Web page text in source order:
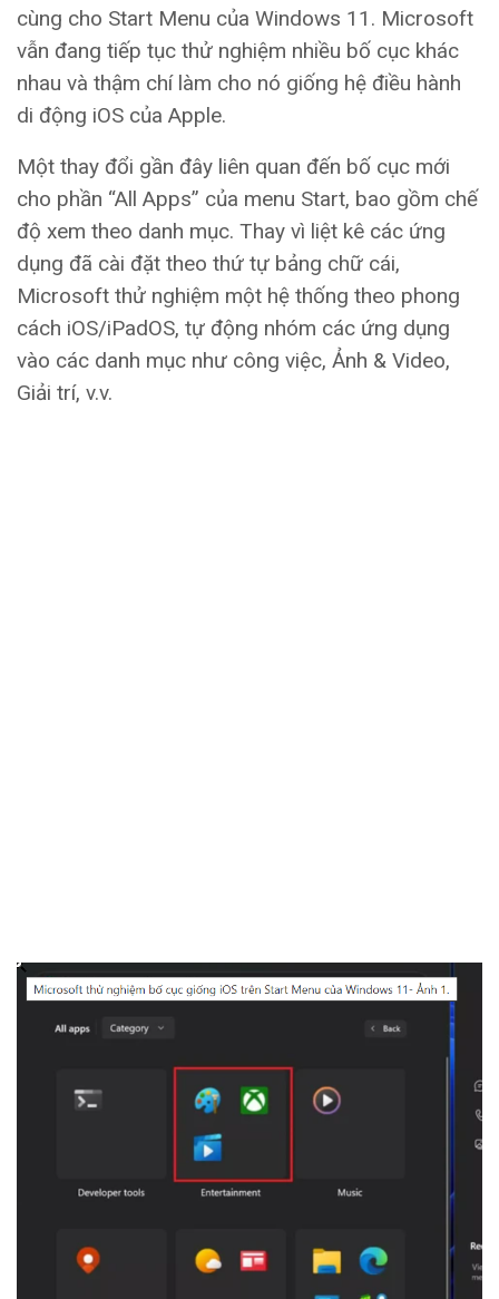
cùng cho Start Menu của Windows 11. Microsoft
vẫn đang tiếp tục thử nghiệm nhiều bố cục khác
nhau và thậm chí làm cho nó giống hệ điều hành
di động iOS của Apple.
Một thay đổi gần đây liên quan đến bố cục mới
cho phần “All Apps” của menu Start, bao gồm chế
độ xem theo danh mục. Thay vì liệt kê các ứng
dụng đã cài đặt theo thứ tự bảng chữ cái,
Microsoft thử nghiệm một hệ thống theo phong
cách iOS/iPadOS, tự động nhóm các ứng dụng
vào các danh mục như công việc, Ảnh & Video,
Giải trí, v.v.